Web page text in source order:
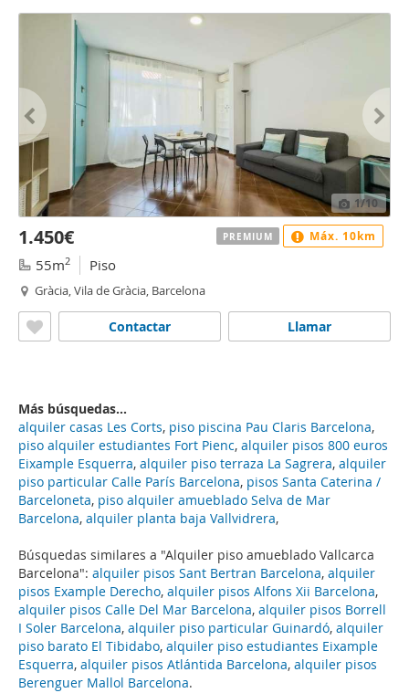
Búsquedas similares a "Alquiler piso amueblado Vallcarca
Barcelona": alquiler pisos Sant Bertran Barcelona, alquiler
pisos Example Derecho, alquiler pisos Alfons Xii Barcelona,
alquiler pisos Calle Del Mar Barcelona, alquiler pisos Borrell
I Soler Barcelona, alquiler piso particular Guinardó, alquiler
piso barato El Tibidabo, alquiler piso estudiantes Eixample
Esquerra, alquiler pisos Atlántida Barcelona, alquiler pisos
Berenguer Mallol Barcelona.
1/10
1.450€
55m2 Piso
Gràcia, Vila de Gràcia, Barcelona
Llamar
Contactar
PREMIUM Máx. 10km
Más búsquedas...
alquiler casas Les Corts, piso piscina Pau Claris Barcelona,
piso alquiler estudiantes Fort Pienc, alquiler pisos 800 euros
Eixample Esquerra, alquiler piso terraza La Sagrera, alquiler
piso particular Calle París Barcelona, pisos Santa Caterina /
Barceloneta, piso alquiler amueblado Selva de Mar
Barcelona, alquiler planta baja Vallvidrera,